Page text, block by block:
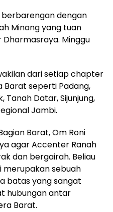
dengan
Minang yang tuan
Minggu
dari setiap chapter
seperti Padang,
Tanah Datar, Sijunjung,
Jambi.
Barat, Om Roni
agar Accenter Ranah
dan bergairah. Beliau
merupakan sebuah
batas yang sangat
hubungan antar
Barat.